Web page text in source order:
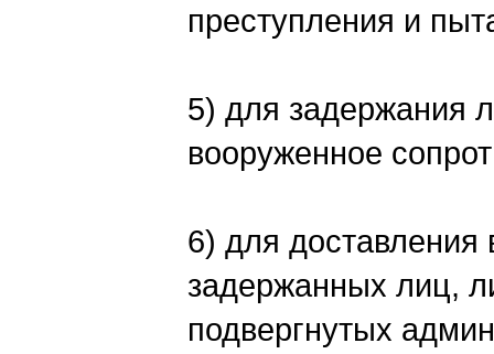
преступления и
5) для задержания
вооруженное
6) для
задержанных лиц,
подвергнутых